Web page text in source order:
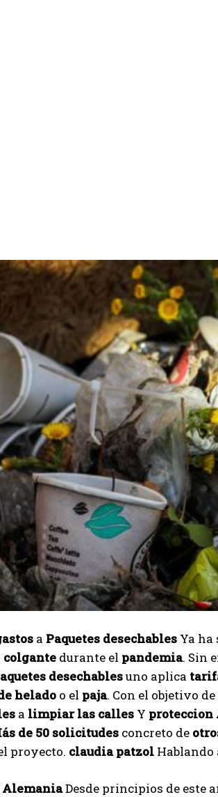
a Paquetes desechables Ya
colgante durante el pandemia. Sin
desechablesuno aplica
helado o el paja. Con el objetivo
a limpiar las calles Y
de 50 solicitudes concreto de
proyecto. claudia patzol Hablando
AlemaniaDesde principios de este